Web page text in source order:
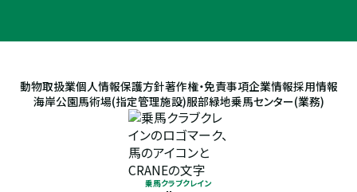
動物取扱業個人情報保護方針著作権・免責事項企業情報採用情報
海岸公園馬術場(指定管理施設)服部緑地乗馬センター(業務)
乗馬クラブクレイン